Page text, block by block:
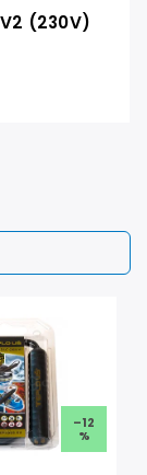
(230V)
–12
%